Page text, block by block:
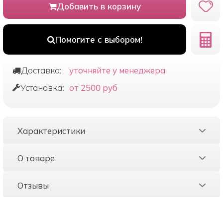
Добавить в корзину
Помогите с выбором!
Доставка:
уточняйте у менеджера
Установка: от 2500 руб
Характеристики
О товаре
Отзывы